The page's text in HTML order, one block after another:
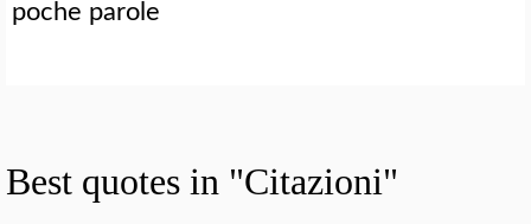
poche parole
Best quotes in "Citazioni"